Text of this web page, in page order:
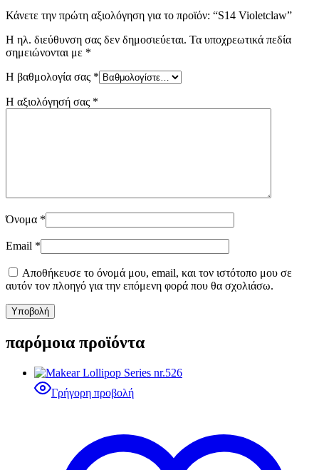
Κάνετε την πρώτη αξιολόγηση για το προϊόν: “S14 Violetclaw”
Η ηλ. διεύθυνση σας δεν δημοσιεύεται. Τα υποχρεωτικά πεδία
σημειώνονται με *
Η βαθμολογία σας *
Η αξιολόγησή σας *
Όνομα *
Email *
Αποθήκευσε το όνομά μου, email, και τον ιστότοπο μου σε
αυτόν τον πλοηγό για την επόμενη φορά που θα σχολιάσω.
παρόμοια προϊόντα
Γρήγορη προβολή